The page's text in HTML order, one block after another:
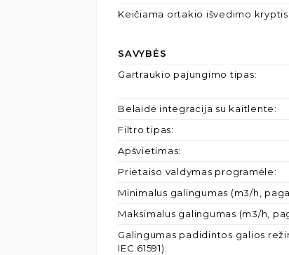
Keičiama ortakio išvedimo kryptis
SAVYBĖS
Gartraukio pajungimo tipas:
Belaidė integracija su kaitlente:
Filtro tipas:
Apšvietimas:
Prietaiso valdymas programėle:
Minimalus galingumas (m3/h, pagal
Maksimalus galingumas (m3/h,
Galingumas padidintos galios
IEC 61591):